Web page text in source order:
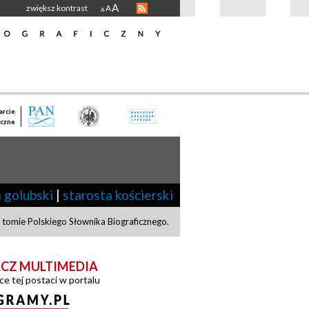
zwiększ kontrast A AA
| starosta kościerski
Polskiego Słownika Biograficznego.
MULTIMEDIA
tej postaci w portalu